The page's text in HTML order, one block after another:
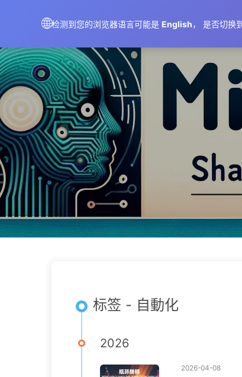
🌐检测到您的浏览器语言可能是 English， 是否切换
AIMeticulously
标签 - 自動化
2026
2026-04-08